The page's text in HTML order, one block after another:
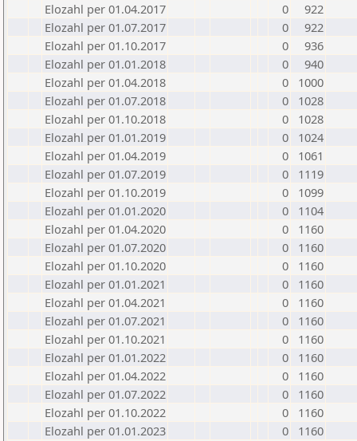
Elozahl per 01.04.2017
0
922
Elozahl per 01.07.2017
0
922
Elozahl per 01.10.2017
0
936
Elozahl per 01.01.2018
0
940
Elozahl per 01.04.2018
0
1000
Elozahl per 01.07.2018
0
1028
Elozahl per 01.10.2018
0
1028
Elozahl per 01.01.2019
0
1024
Elozahl per 01.04.2019
0
1061
Elozahl per 01.07.2019
0
1119
Elozahl per 01.10.2019
0
1099
Elozahl per 01.01.2020
0
1104
Elozahl per 01.04.2020
0
1160
Elozahl per 01.07.2020
0
1160
Elozahl per 01.10.2020
0
1160
Elozahl per 01.01.2021
0
1160
Elozahl per 01.04.2021
0
1160
Elozahl per 01.07.2021
0
1160
Elozahl per 01.10.2021
0
1160
Elozahl per 01.01.2022
0
1160
Elozahl per 01.04.2022
0
1160
Elozahl per 01.07.2022
0
1160
Elozahl per 01.10.2022
0
1160
Elozahl per 01.01.2023
0
1160